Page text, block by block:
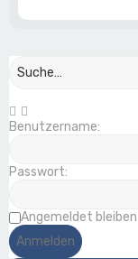
Benutzername:
Passwort:
Angemeldet bleiben